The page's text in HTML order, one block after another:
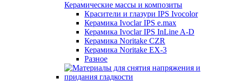
Керамические массы и композиты
Красители и глазури IPS Ivocolor
Керамика Ivoclar IPS e.max
Керамика Ivoclar IPS InLine A-D
Керамика Noritake CZR
Керамика Noritake EX-3
Разное